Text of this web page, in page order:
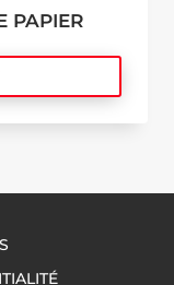
PAPIER